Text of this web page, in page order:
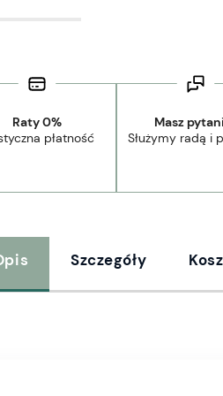
Raty 0%
płatność
Masz
Służymy radą i
Szczegóły